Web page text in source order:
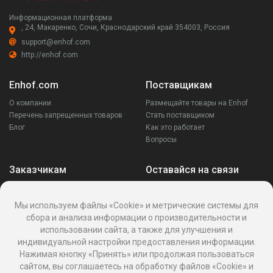
Информационная платформа
, 24, Макаренко, Сочи, Краснодарский край 354003, Россия
support@enhof.com
http://enhof.com
Enhof.com
О компании
Перечень запрещенных товаров
Блог
Поставщикам
Размещайте товары на Enhof
Стать поставщиком
Как это работает
Вопросы
Заказчикам
Написать поставщику
Реквизиты
Оставайся на связи
Мы используем файлы «Cookie» и метрические системы для
сбора и анализа информации о производительности и
использовании сайта, а также для улучшения и
индивидуальной настройки предоставления информации.
Нажимая кнопку «Принять» или продолжая пользоваться
сайтом, вы соглашаетесь на обработку файлов «Cookie» и